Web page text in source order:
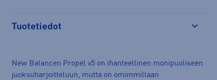
Tuotetiedot
New Balancen Propel v5 on ihanteellinen monipuoliseen
juoksuharjoitteluun, mutta on omimmillaan